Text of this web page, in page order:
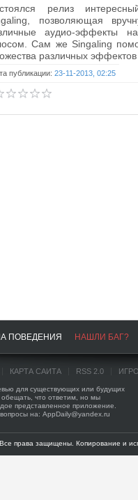
релиз
позволяющая
аудио-эффекты
Сам же Singaling
различных эффектов
публикации: 23-11-2013, 02:25
ПОВЕДЕНИЯ НАШЛИ БАГ?
КАРТА САЙТА RSS 2.0
для существующих или будущих
что ответим, но мы
представленное приложение.
на: AppDaily@yandex.ru
права защищены. Копирование и